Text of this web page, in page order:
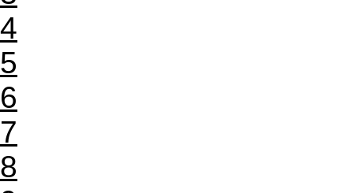
4
5
6
7
8